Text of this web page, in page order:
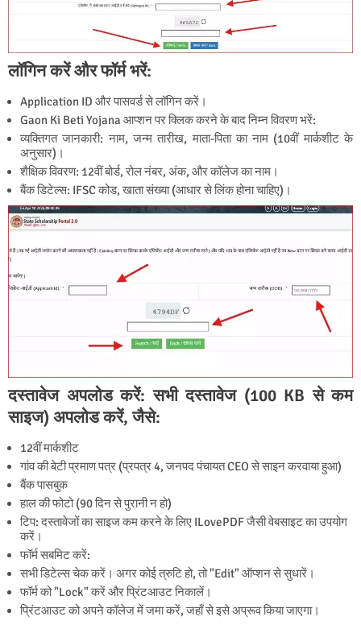
लॉगिन करें और फॉर्म भरें:
Application ID और पासवर्ड से लॉगिन करें।
Gaon Ki Beti Yojana आप्शन पर क्लिक करने के बाद निम्न विवरण भरें:
व्यक्तिगत जानकारी: नाम, जन्म तारीख, माता-पिता का नाम (10वीं मार्कशीट के
अनुसार)।
शैक्षिक विवरण: 12वीं बोर्ड, रोल नंबर, अंक, और कॉलेज का नाम।
बैंक डिटेल्स: IFSC कोड, खाता संख्या (आधार से लिंक होना चाहिए)।
दस्तावेज अपलोड करें: सभी दस्तावेज (100 KB से कम
साइज) अपलोड करें, जैसे:
12वीं मार्कशीट
गांव की बेटी प्रमाण पत्र (प्रपत्र 4, जनपद पंचायत CEO से साइन करवाया हुआ)
बैंक पासबुक
हाल की फोटो (90 दिन से पुरानी न हो)
टिप: दस्तावेजों का साइज कम करने के लिए ILovePDFजैसी वेबसाइट का उपयोग
करें।
फॉर्म सबमिट करें:
सभी डिटेल्स चेक करें। अगर कोई त्रुटि हो, तो "Edit" ऑप्शन से सुधारें।
फॉर्म को "Lock" करें और प्रिंटआउट निकालें।
प्रिंटआउट को अपने कॉलेज में जमा करें, जहाँ से इसे अप्रूव किया जाएगा।